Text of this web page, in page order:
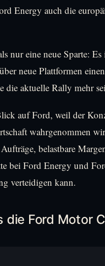
Energy auch die
nur eine neue Sparte:
neue Plattformen
die aktuelle Rally mehr
auf Ford, weil der
wahrgenommen
belastbare
bei Ford Energy und
verteidigen kann.
die Ford Motor